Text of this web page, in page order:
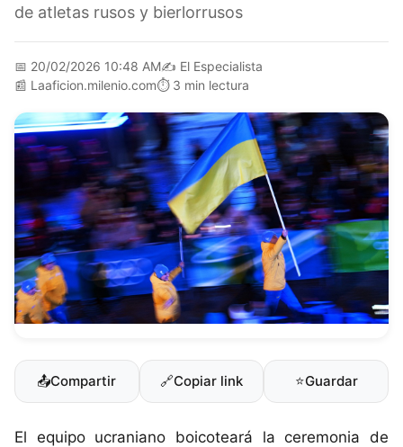
de atletas rusos y bierlorrusos
📅 20/02/2026 10:48 AM✍️ El Especialista
📰 Laaficion.milenio.com⏱️ 3 min lectura
📤Compartir 🔗Copiar link ⭐Guardar
El equipo ucraniano boicoteará la ceremonia de